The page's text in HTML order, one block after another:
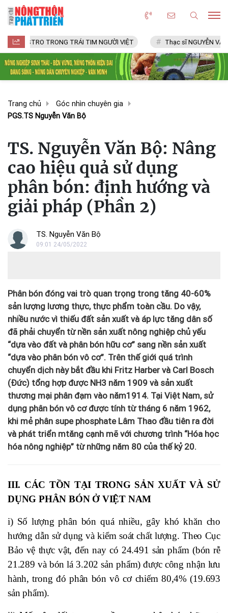
TRONG TRÁI TIM NGƯỜI VIỆT Thạc sĩ NGUYỄN VĂN CHÍ
Trang chủ
Góc nhìn chuyên gia
PGS.TS Nguyễn Văn Bộ
TS. Nguyễn Văn Bộ: Nâng
cao hiệu quả sử dụng
phân bón: định hướng và
giải pháp (Phần 2)
TS. Nguyễn Văn Bộ
09:01 24/05/2022
Phân bón đóng vai trò quan trọng trong tăng 40-60%
sản lượng lương thực, thực phẩm toàn cầu. Do vậy,
nhiều nước vì thiếu đất sản xuất và áp lực tăng dân số
đã phải chuyển từ nền sản xuất nông nghiệp chủ yếu
“dựa vào đất và phân bón hữu cơ” sang nền sản xuất
“dựa vào phân bón vô cơ”. Trên thế giới quá trình
chuyển dịch này bắt đầu khi Fritz Harber và Carl Bosch
(Đức) tổng hợp được NH3 năm 1909 và sản xuất
thương mại phân đạm vào năm1914. Tại Việt Nam, sử
dụng phân bón vô cơ được tính từ tháng 6 năm 1962,
khi mẻ phân supe phosphate Lâm Thao đầu tiên ra đời
và phát triển mtăng cạnh mẽ với chương trình “Hóa học
hóa nông nghiệp” từ những năm 80 của thế kỷ 20.
III. CÁC TỒN TẠI TRONG SẢN XUẤT VÀ SỬ
DỤNG PHÂN BÓN Ở VIỆT NAM
i) Số lượng phân bón quá nhiều, gây khó khăn cho
hướng dẫn sử dụng và kiểm soát chất lượng. Theo Cục
Bảo vệ thực vật, đến nay có 24.491 sản phẩm (bón rễ
21.289 và bón lá 3.202 sản phẩm) được công nhận lưu
hành, trong đó phân bón vô cơ chiếm 80,4% (19.693
sản phẩm).